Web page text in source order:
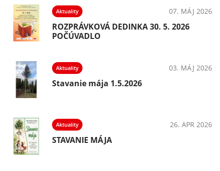
Aktuality 07. MÁJ 2026
ROZPRÁVKOVÁ DEDINKA 30. 5. 2026
POČÚVADLO
Aktuality 03. MÁJ 2026
Stavanie mája 1.5.2026
Aktuality 26. APR 2026
STAVANIE MÁJA